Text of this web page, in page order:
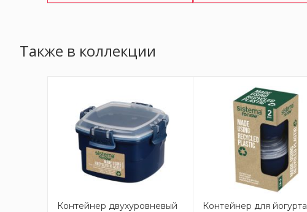
Также в коллекции
Контейнер двухуровневый
Контейнер для йогурта